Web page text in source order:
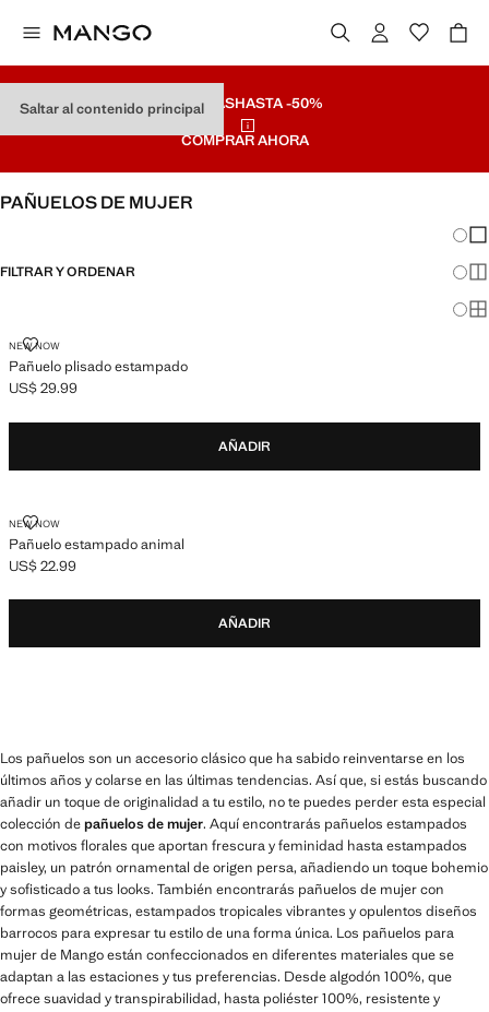
Saltar al contenido principal
REBAJASHASTA -50%
COMPRAR AHORA
PAÑUELOS DE MUJER
FILTRAR Y ORDENAR
NEW NOW
Pañuelo plisado estampado
PAÑUELO PLISADO ESTAMPADO
Precio actual [US$ 29.99 ]
US$ 29.99
AÑADIR
NEW NOW
Pañuelo estampado animal
PAÑUELO ESTAMPADO ANIMAL
Precio actual [US$ 22.99 ]
US$ 22.99
AÑADIR
Los pañuelos son un accesorio clásico que ha sabido reinventarse en los
últimos años y colarse en las últimas tendencias. Así que, si estás buscando
añadir un toque de originalidad a tu estilo, no te puedes perder esta especial
colección depañuelos de mujer. Aquí encontrarás pañuelos estampados
con motivos florales que aportan frescura y feminidad hasta estampados
paisley, un patrón ornamental de origen persa, añadiendo un toque bohemio
y sofisticado a tus looks. También encontrarás pañuelos de mujer con
formas geométricas, estampados tropicales vibrantes y opulentos diseños
barrocos para expresar tu estilo de una forma única. Los pañuelos para
mujer de Mango están confeccionados en diferentes materiales que se
adaptan a las estaciones y tus preferencias. Desde algodón 100%, que
ofrece suavidad y transpirabilidad, hasta poliéster 100%, resistente y